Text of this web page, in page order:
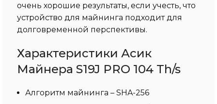
очень хорошие результаты, если учесть, что
устройство для майнинга подходит для
долговременной перспективы.
Характеристики Асик
Майнера S19J PRO 104 Th/s
Алгоритм майнинга – SHA-256